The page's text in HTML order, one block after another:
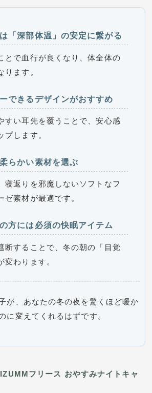
「深部体温」の安定に繋がる
とで血行が良くなり、体全体の
ります。
できるデザインがおすすめ
すい耳先を覆うことで、安心感
プします。
らかい素材を選ぶ
寝返りを邪魔しないソフトなフ
ゼ素材が最適です。
方には必須の快眠アイテム
断することで、冬の朝の「目覚
変わります。
が、あなたの冬の夜を驚くほど暖か
に変えてくれるはずです。
フリース おやすみナイトキャ